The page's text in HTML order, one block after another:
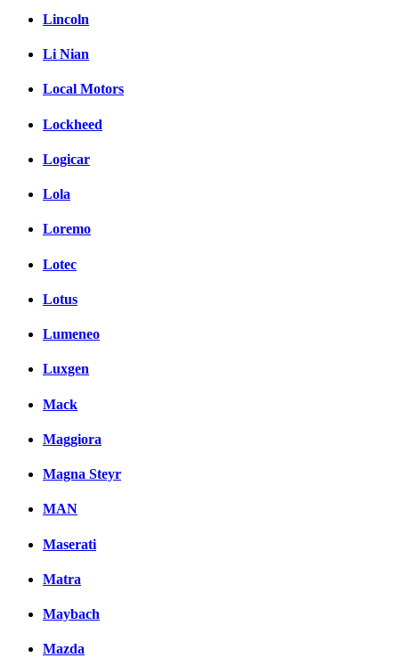
Lincoln
Li Nian
Local Motors
Lockheed
Logicar
Lola
Loremo
Lotec
Lotus
Lumeneo
Luxgen
Mack
Maggiora
Magna Steyr
MAN
Maserati
Matra
Maybach
Mazda